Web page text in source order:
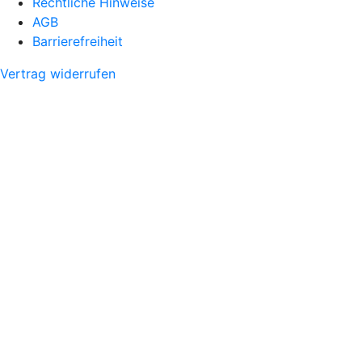
AGB
Barrierefreiheit
Vertrag widerrufen